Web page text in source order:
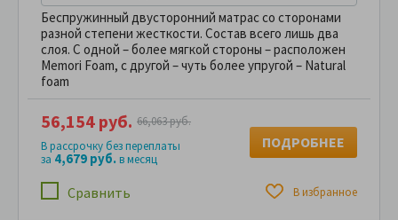
Беспружинный двусторонний матрас со сторонами
разной степени жесткости. Состав всего лишь два
слоя. С одной – более мягкой стороны – расположен
Memori Foam, с другой – чуть более упругой – Natural
foаm
Сравнить В избранное
56,154 руб. 66,063 руб.
В рассрочку без переплаты
за 4,679 руб.в месяц
ПОДРОБНЕЕ